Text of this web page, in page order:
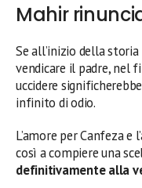
Mahir
Se all’inizio della
vendicare il padre, nel
uccidere
infinito di odio.
L’amore per Canfeza
così a compiere una
definitivamente alla